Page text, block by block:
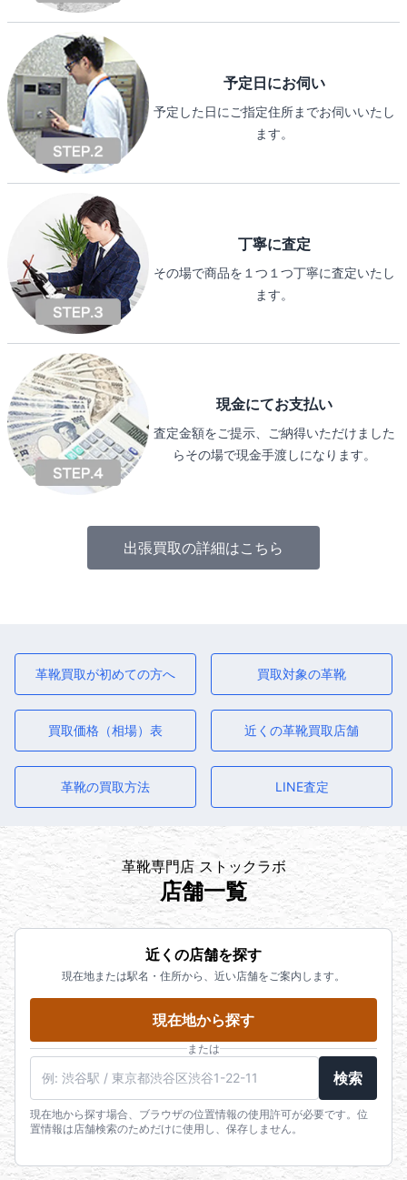
予定日にお伺い
予定した日にご指定住所までお伺いいたし
ます。
丁寧に査定
その場で商品を１つ１つ丁寧に査定いたし
ます。
現金にてお支払い
査定金額をご提示、ご納得いただけました
らその場で現金手渡しになります。
出張買取の詳細はこちら
革靴買取が初めての方へ 買取対象の革靴
買取価格（相場）表 近くの革靴買取店舗
革靴の買取方法 LINE査定
革靴専門店 ストックラボ
店舗一覧
近くの店舗を探す
現在地または駅名・住所から、近い店舗をご案内します。
現在地から探す
または
検索
現在地から探す場合、ブラウザの位置情報の使用許可が必要です。位
置情報は店舗検索のためだけに使用し、保存しません。